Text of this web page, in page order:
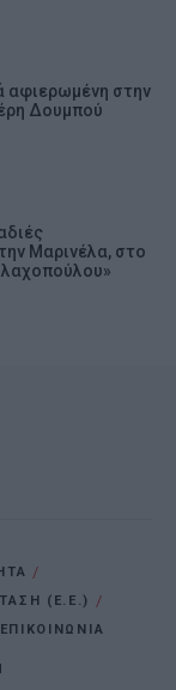
αφιερωμένη στην
Δουμπού
Μαρινέλα, στο
(Ε.Ε.)
ΕΠΙΚΟΙΝΩΝΙΑ